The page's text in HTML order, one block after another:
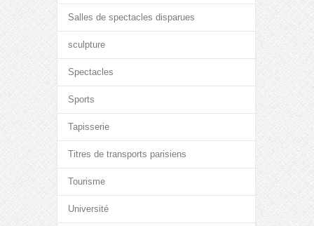
Salles de spectacles disparues
sculpture
Spectacles
Sports
Tapisserie
Titres de transports parisiens
Tourisme
Université